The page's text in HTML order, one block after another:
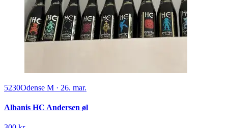
5230Odense M · 26. mar.
Albanis HC Andersen øl